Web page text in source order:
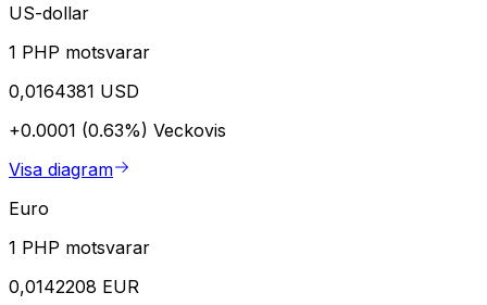
US-dollar
1 PHP motsvarar
0,0164381 USD
+0.0001 (0.63%) Veckovis
Visa diagram
Euro
1 PHP motsvarar
0,0142208 EUR